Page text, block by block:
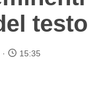
testo
15:35